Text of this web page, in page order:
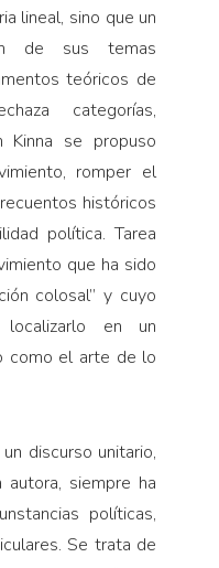
lineal, sino que un
de sus temas
teóricos de
categorías,
Kinna se propuso
romper el
históricos
política. Tarea
que ha sido
colosal” y cuyo
en un
como el arte de lo
discurso unitario,
siempre ha
políticas,
Se trata de